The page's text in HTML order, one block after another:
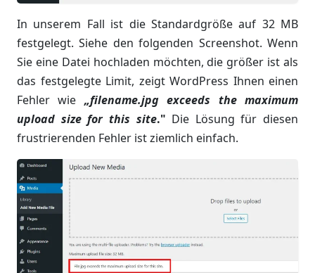
In unserem Fall ist die Standardgröße auf 32 MB
festgelegt. Siehe den folgenden Screenshot. Wenn
Sie eine Datei hochladen möchten, die größer ist als
das festgelegte Limit, zeigt WordPress Ihnen einen
Fehler wie„filename.jpg exceeds the maximum
upload size for this site." Die Lösung für diesen
frustrierenden Fehler ist ziemlich einfach.